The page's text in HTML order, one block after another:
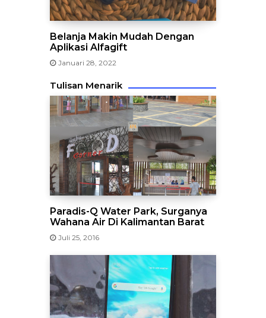
Belanja Makin Mudah Dengan
Aplikasi Alfagift
Januari 28, 2022
Tulisan Menarik
Paradis-Q Water Park, Surganya
Wahana Air Di Kalimantan Barat
Juli 25, 2016